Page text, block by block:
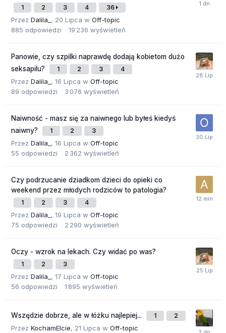
1 2 3 4 36
Przez Dalila_ , 20 Lipca w Off-topic
885 odpowiedzi 19 236 wyświetleń
Panowie, czy szpilki naprawdę dodają kobietom dużo
seksapilu?
1 2 3 4
Przez Dalila_ , 16 Lipca w Off-topic
89 odpowiedzi 3 076 wyświetleń
Naiwność - masz się za naiwnego lub byłeś kiedyś
naiwny?
1 2 3
Przez Dalila_ , 16 Lipca w Off-topic
55 odpowiedzi 2 362 wyświetleń
Czy podrzucanie dziadkom dzieci do opieki co
weekend przez młodych rodziców to patologia?
1 2 3 4
Przez Dalila_ , 19 Lipca w Off-topic
75 odpowiedzi 2 290 wyświetleń
Oczy - wzrok na lekach. Czy widać po was?
1 2 3
Przez Dalila_ , 17 Lipca w Off-topic
56 odpowiedzi 1 895 wyświetleń
Wszędzie dobrze, ale w łóżku najlepiej... 1 2
Przez KochamElcie, 21 Lipca w Off-topic